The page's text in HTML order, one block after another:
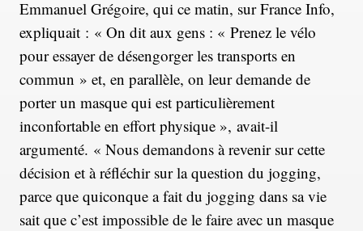
Emmanuel Grégoire, qui ce matin, sur France Info,
expliquait : « On dit aux gens : « Prenez le vélo
pour essayer de désengorger les transports en
commun » et, en parallèle, on leur demande de
porter un masque qui est particulièrement
inconfortable en effort physique », avait-il
argumenté. « Nous demandons à revenir sur cette
décision et à réfléchir sur la question du jogging,
parce que quiconque a fait du jogging dans sa vie
sait que c’est impossible de le faire avec un masque